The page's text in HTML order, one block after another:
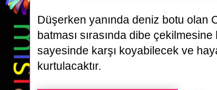
Düşerken yanında deniz botu olan
batması sırasında dibe çekilmesine
sayesinde karşı koyabilecek ve
kurtulacaktır.